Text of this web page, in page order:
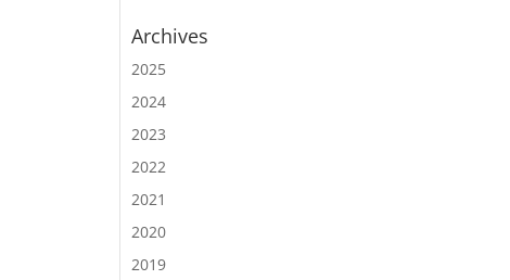
Archives
2025
2024
2023
2022
2021
2020
2019